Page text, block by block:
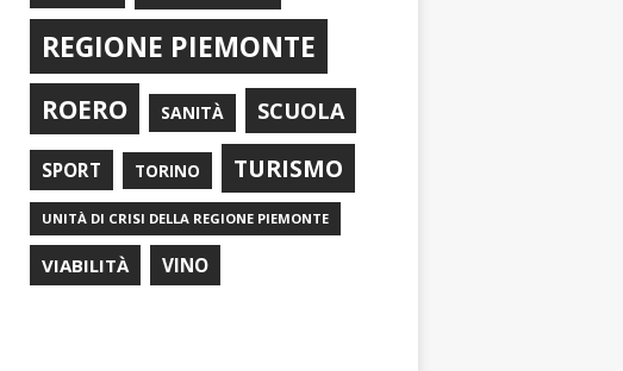
REGIONE PIEMONTE
ROERO SANITÀ SCUOLA
SPORT TORINO TURISMO
UNITÀ DI CRISI DELLA REGIONE PIEMONTE
VIABILITÀ VINO